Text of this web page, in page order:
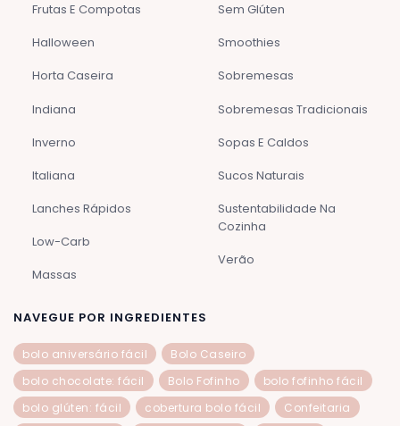
Frutas E Compotas
Halloween
Horta Caseira
Indiana
Inverno
Italiana
Lanches Rápidos
Low-Carb
Massas
Sem Glúten
Smoothies
Sobremesas
Sobremesas Tradicionais
Sopas E Caldos
Sucos Naturais
Sustentabilidade Na
Cozinha
Verão
NAVEGUE POR INGREDIENTES
bolo aniversário fácil
Bolo Caseiro
bolo chocolate: fácil
Bolo Fofinho
bolo fofinho fácil
bolo glúten: fácil
cobertura bolo fácil
Confeitaria